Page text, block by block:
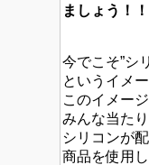
ましょう！！
今でこそ”シ
というイメ
このイメー
みんな当た
シリコンが
商品を使用